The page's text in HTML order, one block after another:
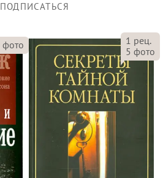
ПОДПИСАТЬСЯ
фото 1 рец.
5 фото